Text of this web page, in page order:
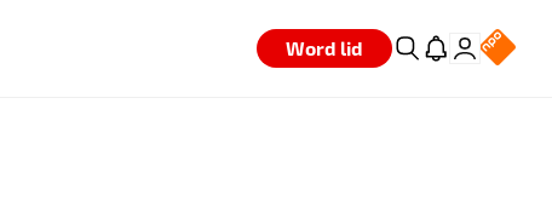
Word lid